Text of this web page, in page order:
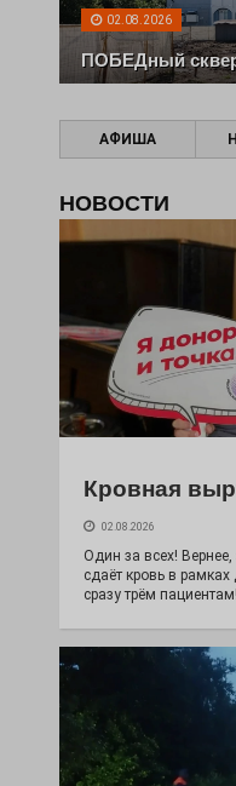
02.08.2026
ПОБЕДный
АФИША
НОВОСТИ
Кровная
02.08.2026
Один за всех!
сдаёт кровь в
сразу трём пациентам!